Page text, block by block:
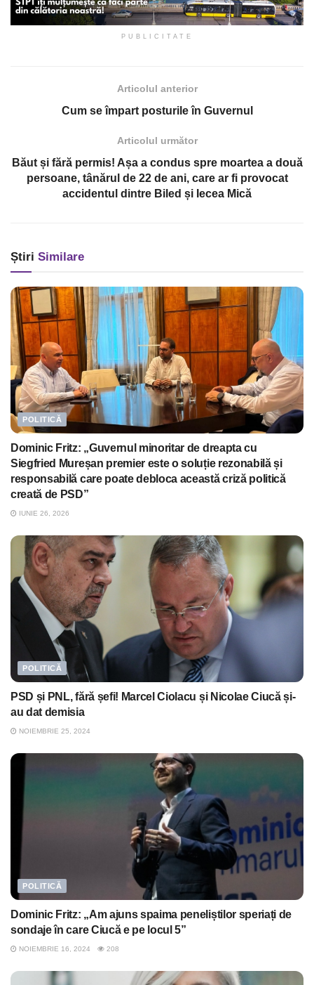
PUBLICITATE
Articolul anterior
Cum se împart posturile în Guvernul
Articolul următor
Băut și fără permis! Așa a condus spre moartea a două
persoane, tânărul de 22 de ani, care ar fi provocat
accidentul dintre Biled și Iecea Mică
Știri Similare
POLITICĂ
Dominic Fritz: „Guvernul minoritar de dreapta cu
Siegfried Mureșan premier este o soluție rezonabilă și
responsabilă care poate debloca această criză politică
creată de PSD”
IUNIE 26, 2026
POLITICĂ
PSD și PNL, fără șefi! Marcel Ciolacu și Nicolae Ciucă și-
au dat demisia
NOIEMBRIE 25, 2024
POLITICĂ
Dominic Fritz: „Am ajuns spaima peneliștilor speriați de
sondaje în care Ciucă e pe locul 5”
NOIEMBRIE 16, 2024 208